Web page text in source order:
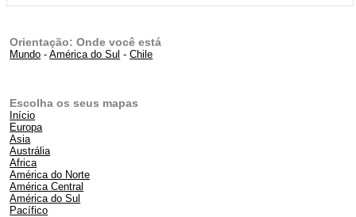
Orientação: Onde você está
Mundo -América do Sul -Chile
Escolha os seus mapas
Início
Europa
Asia
Austrália
Africa
América do Norte
América Central
América do Sul
Pacífico